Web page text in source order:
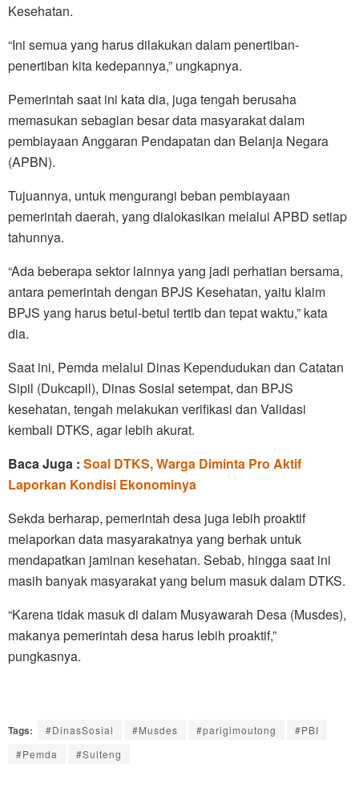
Kesehatan.
“Ini semua yang harus dilakukan dalam penertiban-
penertiban kita kedepannya,” ungkapnya.
Pemerintah saat ini kata dia, juga tengah berusaha
memasukan sebagian besar data masyarakat dalam
pembiayaan Anggaran Pendapatan dan Belanja Negara
(APBN).
Tujuannya, untuk mengurangi beban pembiayaan
pemerintah daerah, yang dialokasikan melalui APBD setiap
tahunnya.
“Ada beberapa sektor lainnya yang jadi perhatian bersama,
antara pemerintah dengan BPJS Kesehatan, yaitu klaim
BPJS yang harus betul-betul tertib dan tepat waktu,” kata
dia.
Saat ini, Pemda melalui Dinas Kependudukan dan Catatan
Sipil (Dukcapil), Dinas Sosial setempat, dan BPJS
kesehatan, tengah melakukan verifikasi dan Validasi
kembali DTKS, agar lebih akurat.
Baca Juga : Soal DTKS, Warga Diminta Pro Aktif
Laporkan Kondisi Ekonominya
Sekda berharap, pemerintah desa juga lebih proaktif
melaporkan data masyarakatnya yang berhak untuk
mendapatkan jaminan kesehatan. Sebab, hingga saat ini
masih banyak masyarakat yang belum masuk dalam DTKS.
“Karena tidak masuk di dalam Musyawarah Desa (Musdes),
makanya pemerintah desa harus lebih proaktif,”
pungkasnya.
Tags: #DinasSosial #Musdes #parigimoutong
#PBI
#Pemda
#Sulteng